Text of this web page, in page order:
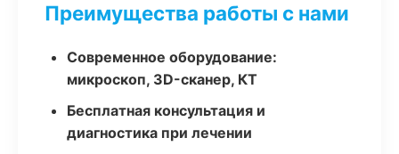
Преимущества работы с нами
Современное оборудование:
микроскоп, 3D-сканер, КТ
Бесплатная консультация и
диагностика при лечении